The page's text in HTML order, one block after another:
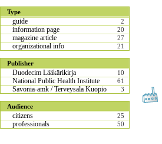
Type
guide 2
information page 20
magazine article 27
organizational info 21
Publisher
Duodecim Lääkärikirja 10
National Public Health Institute 61
Savonia-amk / Terveysala Kuopio 3
Audience
citizens 25
professionals 50